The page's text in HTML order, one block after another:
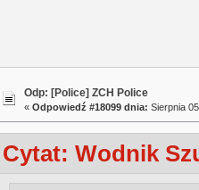
Odp: [Police] ZCH Police
« Odpowiedź #18099 dnia: Sierpnia
Cytat: Wodnik